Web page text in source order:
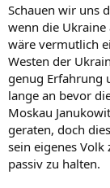
Schauen wir uns
wenn die Ukraine
wäre vermutlich
Westen der
genug Erfahrung
lange an bevor
Moskau
geraten, doch
sein eigenes Volk
passiv zu halten.